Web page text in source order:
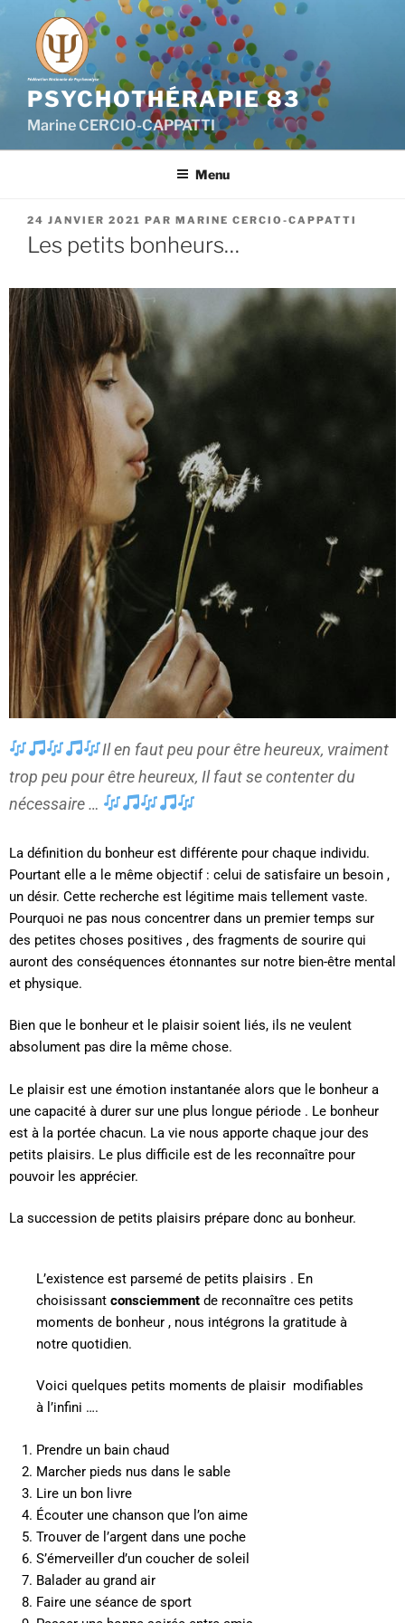
PSYCHOTHÉRAPIE 83
Marine CERCIO-CAPPATTI
Menu
24 JANVIER 2021 PAR MARINE CERCIO-CAPPATTI
Les petits bonheurs…
Il en faut peu pour être heureux, vraiment
trop peu pour être heureux, Il faut se contenter du
nécessaire …
La définition du bonheur est différente pour chaque individu.
Pourtant elle a le même objectif : celui de satisfaire un besoin ,
un désir. Cette recherche est légitime mais tellement vaste.
Pourquoi ne pas nous concentrer dans un premier temps sur
des petites choses positives , des fragments de sourire qui
auront des conséquences étonnantes sur notre bien-être mental
et physique.
Bien que le bonheur et le plaisir soient liés, ils ne veulent
absolument pas dire la même chose.
Le plaisir est une émotion instantanée alors que le bonheur a
une capacité à durer sur une plus longue période . Le bonheur
est à la portée chacun. La vie nous apporte chaque jour des
petits plaisirs. Le plus difficile est de les reconnaître pour
pouvoir les apprécier.
La succession de petits plaisirs prépare donc au bonheur.
L’existence est parsemé de petits plaisirs . En
choisissant consciemment de reconnaître ces petits
moments de bonheur , nous intégrons la gratitude à
notre quotidien.
Voici quelques petits moments de plaisir modifiables
à l’infini ….
Prendre un bain chaud
Marcher pieds nus dans le sable
Lire un bon livre
Écouter une chanson que l’on aime
Trouver de l’argent dans une poche
S’émerveiller d’un coucher de soleil
Balader au grand air
Faire une séance de sport